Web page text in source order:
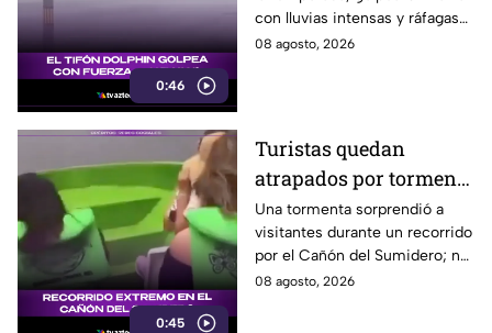
0:46
con lluvias intensas y ráfagas
de hasta 157 kilómetros por
08 agosto, 2026
0:45
Turistas quedan
atrapados por tormenta
en el Cañón del
Sumidero
Una tormenta sorprendió a
visitantes durante un recorrido
por el Cañón del Sumidero; no
se reportaron personas heridas
08 agosto, 2026